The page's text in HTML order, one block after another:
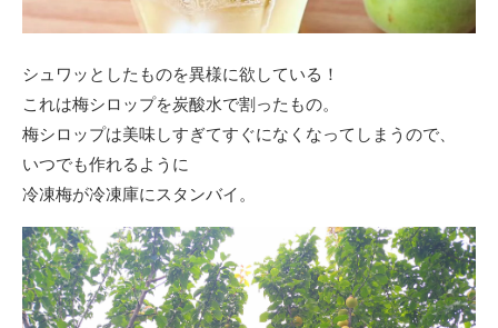
シュワッとしたものを異様に欲している！
これは梅シロップを炭酸水で割ったもの。
梅シロップは美味しすぎてすぐになくなってしまうので、
いつでも作れるように
冷凍梅が冷凍庫にスタンバイ。